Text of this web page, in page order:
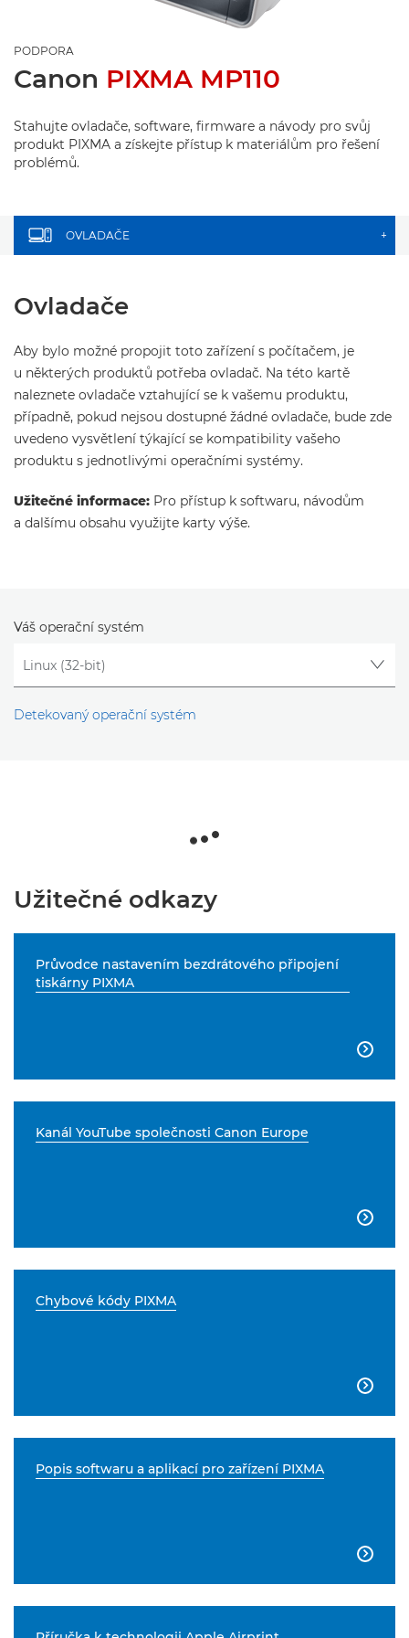
PODPORA
Canon PIXMA MP110
Stahujte ovladače, software, firmware a návody pro svůj
produkt PIXMA a získejte přístup k materiálům pro řešení
problémů.
OVLADAČE +
Ovladače
Aby bylo možné propojit toto zařízení s počítačem, je
u některých produktů potřeba ovladač. Na této kartě
naleznete ovladače vztahující se k vašemu produktu,
případně, pokud nejsou dostupné žádné ovladače, bude zde
uvedeno vysvětlení týkající se kompatibility vašeho
produktu s jednotlivými operačními systémy.
Užitečné informace: Pro přístup k softwaru, návodům
a dalšímu obsahu využijte karty výše.
Váš operační systém
Detekovaný operační systém
Užitečné odkazy
Průvodce nastavením bezdrátového připojení
tiskárny PIXMA

Kanál YouTube společnosti Canon Europe

Chybové kódy PIXMA

Popis softwaru a aplikací pro zařízení PIXMA
